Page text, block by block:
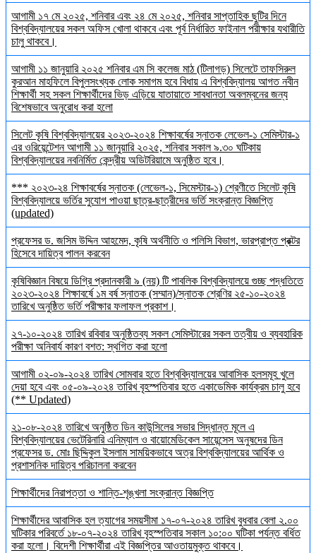
আগামী ১৭ মে ২০২৫, শনিবার এবং ২৪ মে ২০২৫, শনিবার সাপ্তাহিক ছুটির দিনে
বিশ্ববিদ্যালয়ের সকল অফিস খোলা থাকবে এবং পূর্ব নির্ধারিত ফাইনাল পরীক্ষার যথারীতি
চালু থাকবে।
আগামী ১১ জানুয়ারি ২০২৫ শনিবার এম সি কলেজ মাঠ (টিলাগড়) সিলেটে তাফসিরুল
কুরআন মাহফিলে বিপুলসংখ্যক লোক সমাগম হবে বিধায় এ বিশ্ববিদ্যালয় আগত নবীন
শিক্ষার্থী সহ সকল শিক্ষার্থীদের ভিড় এড়িয়ে যাতায়াতে সাবধানতা অবলম্বনের জন্য
বিশেষভাবে অনুরোধ করা হলো
সিলেট কৃষি বিশ্ববিদ্যালয়ের ২০২৩-২০২৪ শিক্ষাবর্ষের স্নাতক লেভেল-১ সেমিস্টার-১
এর ওরিয়েন্টেশন আগামী ১১ জানুয়ারি ২০২৫, শনিবার সকাল ৯.৩০ ঘটিকায়
বিশ্ববিদ্যালয়ের নবনির্মিত কেন্দ্রীয় অডিটরিয়ামে অনুষ্ঠিত হবে।
*** ২০২৩-২৪ শিক্ষাবর্ষের স্নাতক (লেভেল-১, সিমেস্টার-১) শ্রেণীতে সিলেট কৃষি
বিশ্ববিদ্যালয়ে ভর্তির সুযোগ পাওয়া ছাত্র-ছাত্রীদের ভর্তি সংক্রান্ত বিজ্ঞপ্তি
(updated)
প্রফেসর ড. জসিম উদ্দিন আহমেদ, কৃষি অর্থনীতি ও পলিসি বিভাগ, ভারপ্রাপ্ত প্রক্টর
হিসেবে দায়িত্ব পালন করবেন
কৃষিবিজ্ঞান বিষয়ে ডিগ্রি প্রদানকারী ৯ (নয়) টি পাবলিক বিশ্ববিদ্যালয়ে গুচ্ছ পদ্ধতিতে
২০২৩-২০২৪ শিক্ষাবর্ষে ১ম বর্ষ স্নাতক (সম্মান)/স্নাতক শ্রেণির ২৫-১০-২০২৪
তারিখে অনুষ্ঠিত ভর্তি পরীক্ষার ফলাফল প্রকাশ।
২৭-১০-২০২৪ তারিখ রবিবার অনুষ্ঠিতব্য সকল সেমিস্টারের সকল তত্বীয় ও ব্যবহারিক
পরীক্ষা অনিবার্য কারণ বশত: স্থগিত করা হলো
আগামী ০২-০৯-২০২৪ তারিখ সোমবার হতে বিশ্ববিদ্যালয়ের আবাসিক হলসমূহ খুলে
দেয়া হবে এবং ০৫-০৯-২০২৪ তারিখ বৃহস্পতিবার হতে একাডেমিক কার্যক্রম চালু হবে
(** Updated)
২১-০৮-২০২৪ তারিখে অনুষ্ঠিত ডিন কাউন্সিলের সভার সিদ্ধান্ত মূলে এ
বিশ্ববিদ্যালয়ের ভেটেরিনারি এনিম্যাল ও বায়োমেডিকেল সায়েন্সেস অনুষদের ডিন
প্রফেসর ড. মোঃ ছিদ্দিকুল ইসলাম সাময়িকভাবে অত্র বিশ্ববিদ্যালয়ের আর্থিক ও
প্রশাসনিক দায়িত্ব পরিচালনা করবেন
শিক্ষার্থীদের নিরাপত্তা ও শান্তি-শৃঙ্খলা সংক্রান্ত বিজ্ঞপ্তি
শিক্ষার্থীদের আবাসিক হল ত্যাগের সময়সীমা ১৭-০৭-২০২৪ তারিখ বুধবার বেলা ২.০০
ঘটিকার পরিবর্তে ১৮-০৭-২০২৪ তারিখ বৃহস্পতিবার সকাল ১০:০০ ঘটিকা পর্যন্ত বর্ধিত
করা হলো। বিদেশী শিক্ষার্থীরা এই বিজ্ঞপ্তির আওতায়মুক্ত থাকবে।